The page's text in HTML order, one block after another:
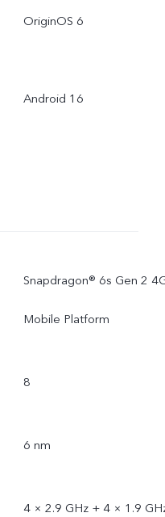
OriginOS 6
Android 16
Snapdragon® 6s Gen 2
Mobile Platform
8
6 nm
4 × 2.9 GHz + 4 × 1.9